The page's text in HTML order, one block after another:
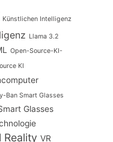
Künstlichen Intelligenz
Llama 3.2
Open-Source-KI-
KI
Ban Smart Glasses
Glasses
Reality VR